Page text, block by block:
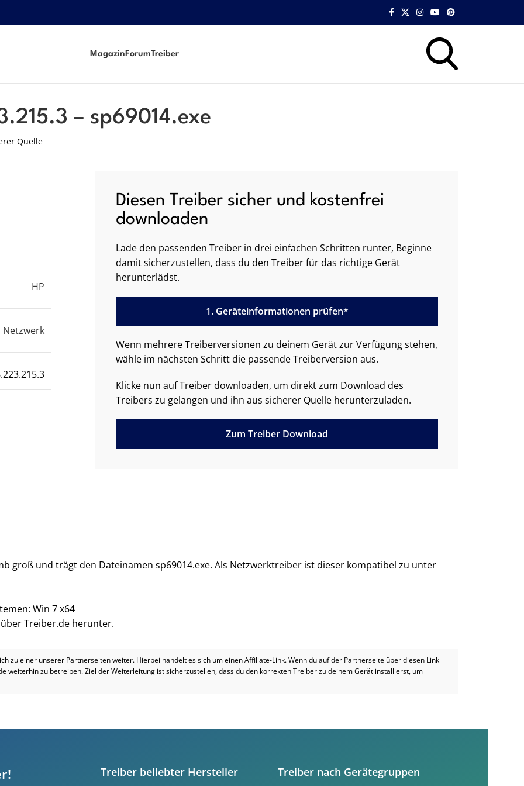
Magazin ForumTreiber
– sp69014.exe
Quelle
HP
Netzwerk
Diesen Treiber sicher und kostenfrei
downloaden
Lade den passenden Treiber in drei einfachen Schritten runter, Beginne
damit sicherzustellen, dass du den Treiber für das richtige Gerät
herunterlädst.
1. Geräteinformationen prüfen*
Wenn mehrere Treiberversionen zu deinem Gerät zur Verfügung stehen,
wähle im nächsten Schritt die passende Treiberversion aus.
Klicke nun auf Treiber downloaden, um direkt zum Download des
Treibers zu gelangen und ihn aus sicherer Quelle herunterzuladen.
Zum Treiber Download
groß und trägt den Dateinamen sp69014.exe. Als Netzwerktreiber ist dieser kompatibel zu unter
Win 7 x64
Treiber.de herunter.
zu einer unserer Partnerseiten weiter. Hierbei handelt es sich um einen Affiliate-Link. Wenn du auf der Partnerseite über diesen Link
weiterhin zu betreiben. Ziel der Weiterleitung ist sicherzustellen, dass du den korrekten Treiber zu deinem Gerät installierst, um
Treiber beliebter Hersteller Treiber nach Gerätegruppen